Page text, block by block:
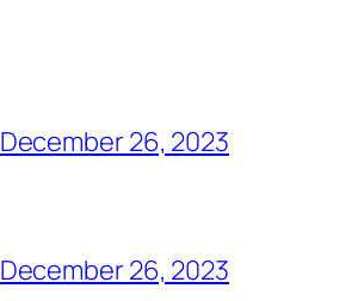
December 26, 2023
December 26, 2023